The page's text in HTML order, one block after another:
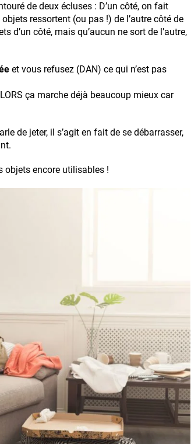
de deux écluses : D’un côté, on fait
ressortent (ou pas !) de l’autre côté de
d’un côté, mais qu’aucun ne sort de l’autre,
et vous refusez (DAN) ce qui n’est pas
ça marche déjà beaucoup mieux car
de jeter, il s’agit en fait de se débarrasser,
objets encore utilisables !